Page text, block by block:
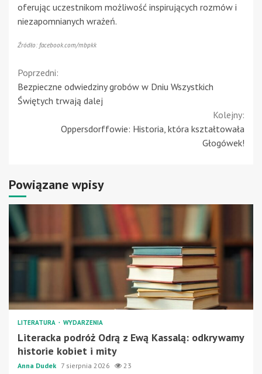
oferując uczestnikom możliwość inspirujących rozmów i
niezapomnianych wrażeń.
Źródło: facebook.com/mbpkk
Continue
Reading
Poprzedni:
Bezpieczne odwiedziny grobów w Dniu Wszystkich
Świętych trwają dalej
Kolejny:
Oppersdorffowie: Historia, która kształtowała
Głogówek!
Powiązane wpisy
LITERATURA WYDARZENIA
Literacka podróż Odrą z Ewą Kassalą: odkrywamy
historie kobiet i mity
Anna Dudek 7 sierpnia 2026 23